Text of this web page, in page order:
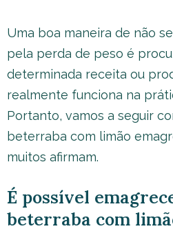
Uma boa maneira de não
pela perda de peso é
determinada receita ou
realmente funciona na
Portanto, vamos a seguir
beterraba com limão
muitos afirmam.
É possível
beterraba com